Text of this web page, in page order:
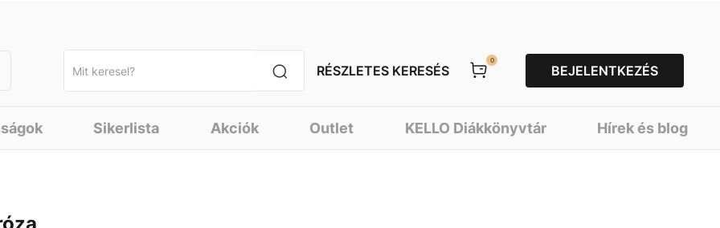
RÉSZLETES KERESÉS
0
BEJELENTKEZÉS
Sikerlista Akciók Outlet KELLO Diákkönyvtár Hírek és blog